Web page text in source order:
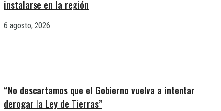
instalarse en la región
6 agosto, 2026
“No descartamos que el Gobierno vuelva a intentar
derogar la Ley de Tierras”